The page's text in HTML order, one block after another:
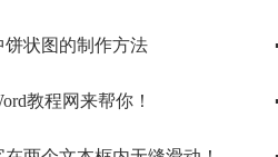
饼状图的制作方法
教程网来帮你！